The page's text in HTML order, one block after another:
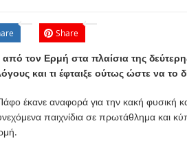
Share
τον Ερμή στα πλαίσια της
και τι έφταιξε ούτως ώστε να το
έκανε αναφορά για την κακή φυσική
παιχνίδια σε πρωτάθλημα και